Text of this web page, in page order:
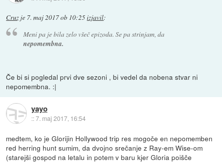
Cruz je 7. maj 2017 ob 10:25izjavil:
Meni pa je bila zelo všeč epizoda. Se pa strinjam, da
nepomembna.
Če bi si pogledal prvi dve sezoni , bi vedel da nobena stvar ni
nepomembna. :|
yayo
::7. maj 2017, 16:54
medtem, ko je Glorijin Hollywood trip res mogoče en nepomemben
red herring hunt sumim, da dvojno srečanje z Ray-em Wise-om
(starejši gospod na letalu in potem v baru kjer Gloria poišče